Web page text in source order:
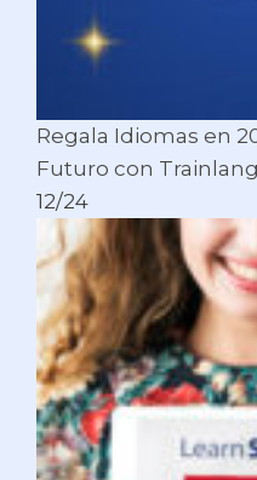
Regala Idiomas en
Futuro con Trainlang
12/24